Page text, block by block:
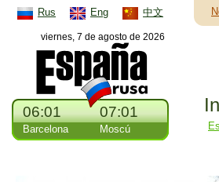
Rus Eng 中文
viernes, 7 de agosto de 2026
06:01
Barcelona
07:01
Moscú